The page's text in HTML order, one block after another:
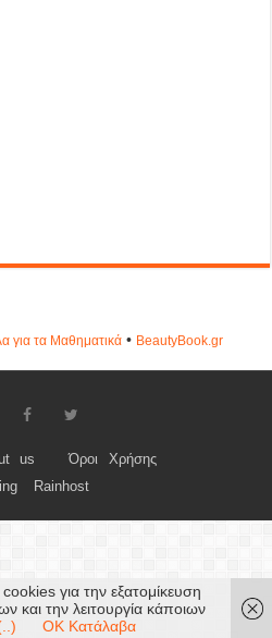
για τα Μαθηματικά• ΒeautyΒook.gr
us
Όροι Χρήσης
Rainhost
για την εξατομίκευση
και την λειτουργία κάποιων
OK Κατάλαβα